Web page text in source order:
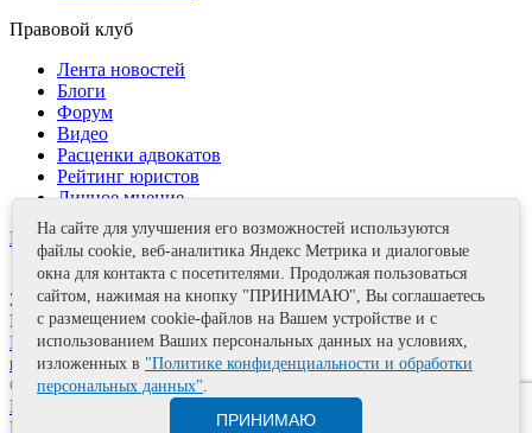
Правовой клуб
Лента новостей
Блоги
Форум
Видео
Расценки адвокатов
Рейтинг юристов
Личное мнение
Контакты
Задать вопрос
Поделиться
Политика информационной безопасности Правила
использования материалов
© 2011—2026 А.Е. Мишушин
Карта сайта
Разработка сайта
На сайте для улучшения его возможностей используются
файлы cookie, веб-аналитика Яндекс Метрика и диалоговые
окна для контакта с посетителями. Продолжая пользоваться
сайтом, нажимая на кнопку "ПРИНИМАЮ", Вы соглашаетесь
с размещением cookie-файлов на Вашем устройстве и с
использованием Ваших персональных данных на условиях,
изложенных в "Политике конфиденциальности и обработки
персональных данных".
ПРИНИМАЮ